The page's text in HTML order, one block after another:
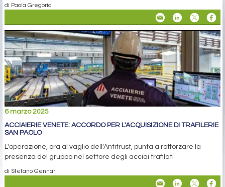
di Paola Gregorio
6 marzo 2025
ACCIAIERIE VENETE: ACCORDO PER L'ACQUISIZIONE DI TRAFILERIE
SAN PAOLO
L'operazione, ora al vaglio dell'Antitrust, punta a rafforzare la
presenza del gruppo nel settore degli acciai trafilati
di Stefano Gennari